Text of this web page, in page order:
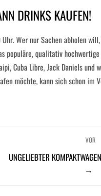
DRINKS KAUFEN!
Wer nur Sachen abholen
populäre, qualitativ
Cuba Libre, Jack Daniels und
möchte, kann sich schon im
VOR
UNGELIEBTER
→